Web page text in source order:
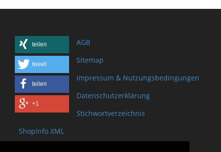
teilen
tweet
teilen
+1
AGB
Sitemap
Impressum & Nutzungsbedingungen
Datenschutzerklärung
Stichwortverzeichnis
Shopinfo XML